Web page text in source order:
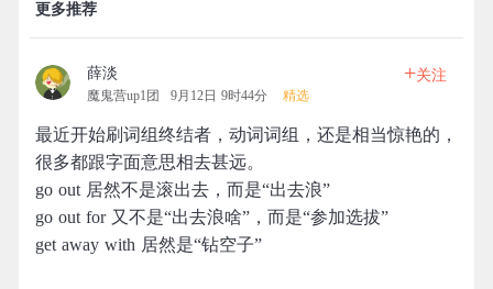
更多推荐
薛淡
魔鬼营up1团 9月12日 9时44分 精选
+关注
最近开始刷词组终结者，动词词组，还是相当惊艳的，
很多都跟字面意思相去甚远。
go out 居然不是滚出去，而是“出去浪”
go out for 又不是“出去浪啥”，而是“参加选拔”
get away with 居然是“钻空子”